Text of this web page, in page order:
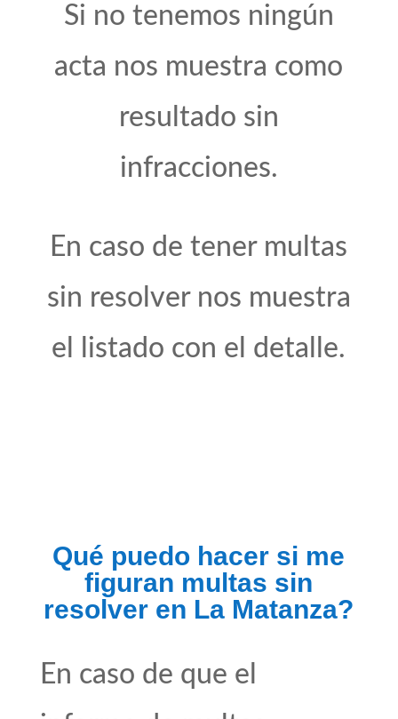
Si no tenemos ningún
acta nos muestra como
resultado sin
infracciones.
En caso de tener multas
sin resolver nos muestra
el listado con el detalle.
Qué puedo hacer si me
figuran multas sin
resolver en La Matanza?
En caso de que el